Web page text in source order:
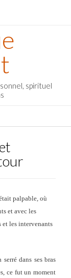
spirituel
palpable, où
et avec les
et les intervenants
dans ses bras
ce fut un moment